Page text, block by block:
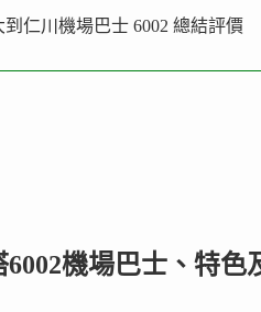
到仁川機場巴士 6002 總結評價
機場巴士、特色